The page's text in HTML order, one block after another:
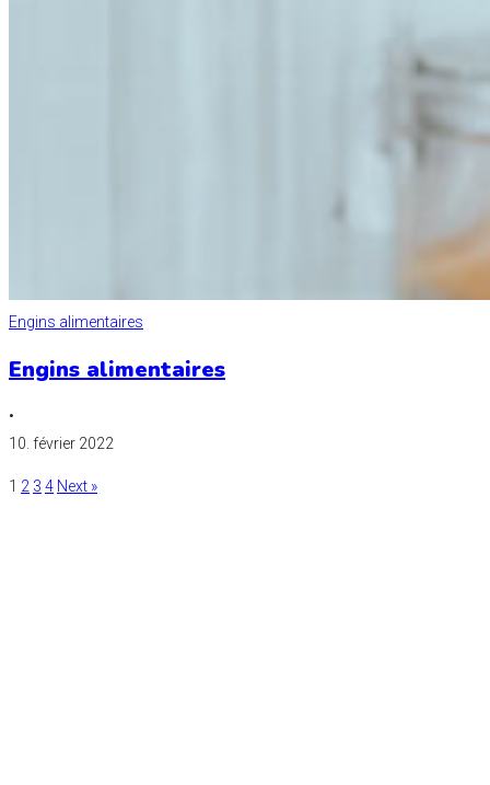
Engins alimentaires
Engins alimentaires
•
10. février 2022
1 2 3 4 Next »